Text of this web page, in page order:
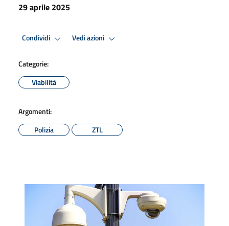
29 aprile 2025
Condividi Vedi azioni
Categorie:
Viabilità
Argomenti:
Polizia
ZTL